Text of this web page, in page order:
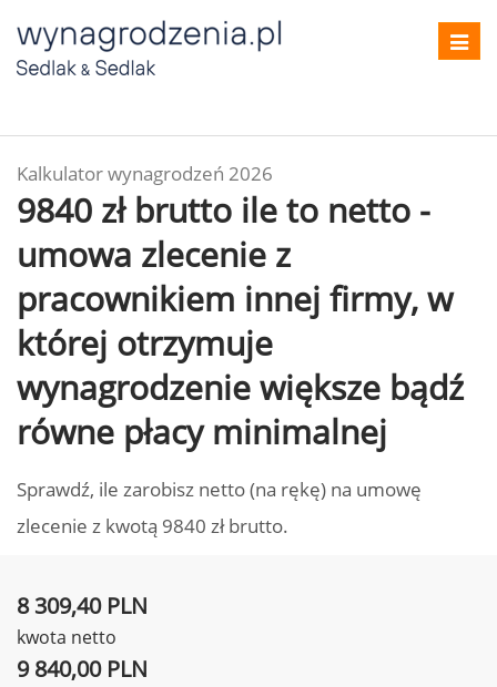
Kalkulator wynagrodzeń 2026
9840 zł brutto ile to netto -
umowa zlecenie z
pracownikiem innej firmy, w
której otrzymuje
wynagrodzenie większe bądź
równe płacy minimalnej
Sprawdź, ile zarobisz netto (na rękę) na umowę
zlecenie z kwotą 9840 zł brutto.
8 309,40 PLN
kwota netto
9 840,00 PLN